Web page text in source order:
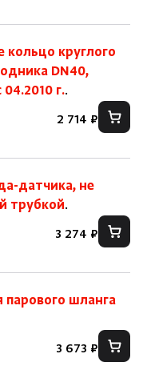
кольцо круглого
DN40,
г..
2 714 ₽
датчика, не
трубкой.
3 274 ₽
шланга
3 673 ₽